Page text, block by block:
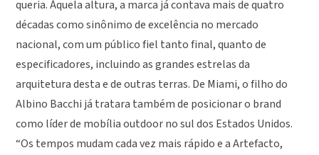
queria. Àquela altura, a marca já contava mais de quatro
décadas como sinônimo de excelência no mercado
nacional, com um público fiel tanto final, quanto de
especificadores, incluindo as grandes estrelas da
arquitetura desta e de outras terras. De Miami, o filho do
Albino Bacchi já tratara também de posicionar o brand
como líder de mobília outdoor no sul dos Estados Unidos.
“Os tempos mudam cada vez mais rápido e a Artefacto,